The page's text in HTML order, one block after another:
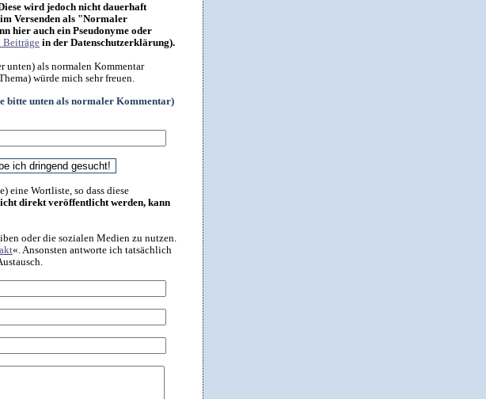
wird jedoch nicht dauerhaft
Versenden als "Normaler
hier auch ein Pseudonyme oder
Beiträge in der Datenschutzerklärung).
unten) als normalen Kommentar
würde mich sehr freuen.
bitte unten als normaler Kommentar)
eine Wortliste, so dass diese
direkt veröffentlicht werden, kann
oder die sozialen Medien zu nutzen.
«. Ansonsten antworte ich tatsächlich